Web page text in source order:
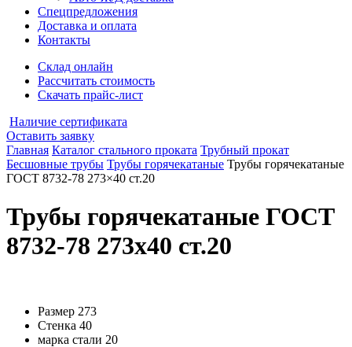
Спецпредложения
Доставка и оплата
Контакты
Склад онлайн
Рассчитать стоимость
Скачать прайс-лист
Наличие сертификата
Оставить заявку
Главная Каталог стального проката Трубный прокат
Бесшовные трубы Трубы горячекатаные Трубы горячекатаные
ГОСТ 8732-78 273×40 ст.20
Трубы горячекатаные ГОСТ
8732-78 273x40 ст.20
Размер 273
Стенка 40
марка стали 20